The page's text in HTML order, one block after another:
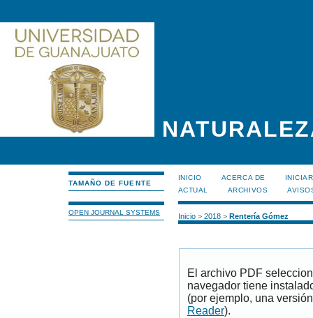
TAMAÑO DE FUENTE
OPEN JOURNAL SYSTEMS
INICIO ACERCA DE
ACTUAL
ARCHIVOS
Inicio> 2018> Rentería Gómez
El archivo PDF
navegador tiene
(por ejemplo, una
Reader).